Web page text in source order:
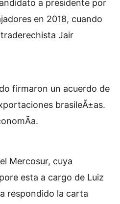
a presidente por
en 2018, cuando
Jair
firmaron un acuerdo de
brasileÃ±as.
Mercosur, cuya
esta a cargo de Luiz
respondido la carta